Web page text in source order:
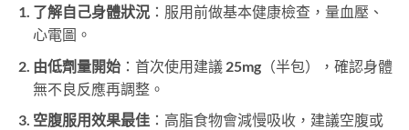
了解自己身體狀況：服用前做基本健康檢查，量血壓、
心電圖。
由低劑量開始：首次使用建議 25mg（半包），確認身體
無不良反應再調整。
空腹服用效果最佳：高脂食物會減慢吸收，建議空腹或